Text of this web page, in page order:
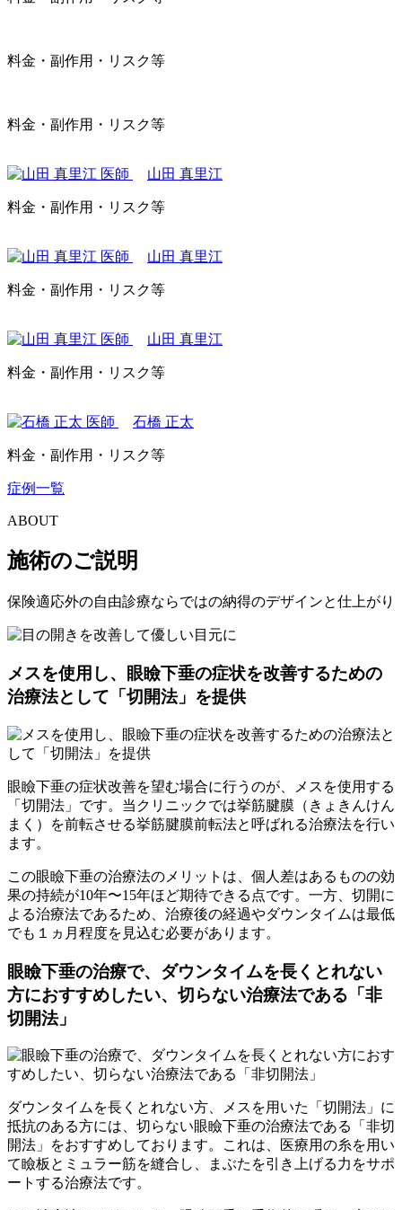
料金・副作用・リスク等
料金・副作用・リスク等
山田 真里江
料金・副作用・リスク等
山田 真里江
料金・副作用・リスク等
山田 真里江
料金・副作用・リスク等
石橋 正太
料金・副作用・リスク等
症例一覧
ABOUT
施術のご説明
保険適応外の自由診療ならではの納得のデザインと仕上がり
メスを使用し、眼瞼下垂の症状を改善するための
治療法として「 切開法」を提供
眼瞼下垂の症状改善を望む場合に行うのが、メスを使用する
「切開法」です。当クリニックでは挙筋腱膜（きょきんけん
まく）を前転させる挙筋腱膜前転法と呼ばれる治療法を行い
ます。
この眼瞼下垂の治療法のメリットは、個人差はあるものの効
果の持続が10年〜15年ほど期待できる点です。一方、切開に
よる治療法であるため、治療後の経過やダウンタイムは最低
でも１ヵ月程度を見込む必要があります。
眼瞼下垂の治療で、ダウンタイムを長くとれない
方におすすめしたい、切らない治療法である「非
切開法」
ダウンタイムを長くとれない方、メスを用いた「切開法」に
抵抗のある方には、切らない眼瞼下垂の治療法である「非切
開法」をおすすめしております。これは、
医療用の糸を用い
て瞼板とミュラー筋を縫合し、
まぶたを引き上げる力をサポ
ートする治療法です。